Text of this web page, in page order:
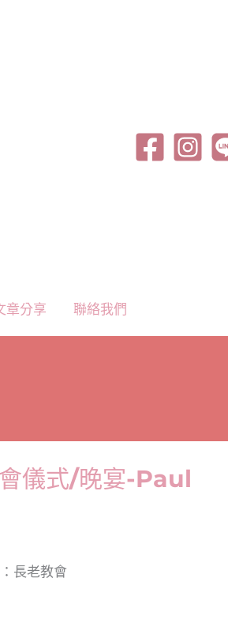
章分享 聯絡我們
儀式/晚宴-Paul
長老教會